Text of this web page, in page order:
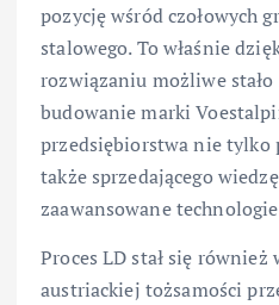
pozycję wśród czołowych
stalowego. To właśnie
rozwiązaniu możliwe
budowanie marki
przedsiębiorstwa nie tylko
także sprzedającego
zaawansowane
Proces LD stał się
austriackiej tożsamości